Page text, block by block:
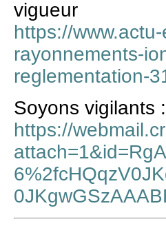
vigueur
https://
rayonnements-
reglementation-
Soyons vigilants
https://